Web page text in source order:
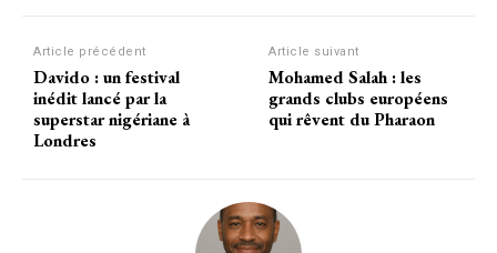
Article précédent
Davido : un festival
inédit lancé par la
superstar nigériane à
Londres
Article suivant
Mohamed Salah : les
grands clubs européens
qui rêvent du Pharaon